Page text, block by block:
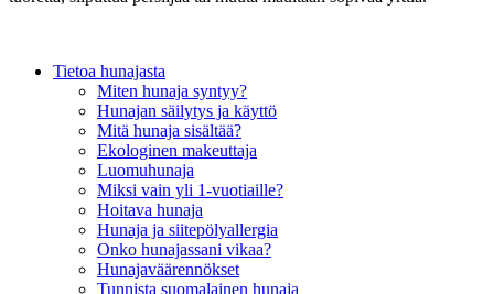
Tietoa hunajasta
Miten hunaja syntyy?
Hunajan säilytys ja käyttö
Mitä hunaja sisältää?
Ekologinen makeuttaja
Luomuhunaja
Miksi vain yli 1-vuotiaille?
Hoitava hunaja
Hunaja ja siitepölyallergia
Onko hunajassani vikaa?
Hunajaväärennökset
Tunnista suomalainen hunaja